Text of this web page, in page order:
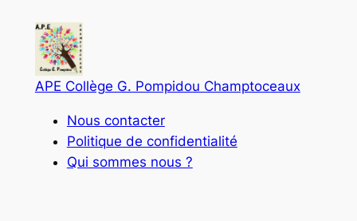
contenu
APE Collège G. Pompidou Champtoceaux
Nous contacter
Politique de confidentialité
Qui sommes nous ?